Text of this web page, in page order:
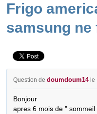
Frigo
samsung
Question dedoumdoum14le
Bonjour
apres 6 mois de "